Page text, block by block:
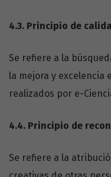
4.3. Principio de
Se refiere a la
la mejora y excelencia
realizados por e-
4.4. Principio de
Se refiere a la